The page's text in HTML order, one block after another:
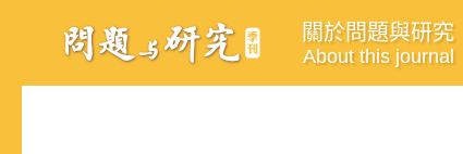
關於問題與研究
About this journal